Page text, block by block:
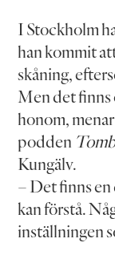
I Stockholm
han kommit
skåning,
Men det finns
honom,
podden
Kungälv.
– Det finns en
kan förstå.
inställningen